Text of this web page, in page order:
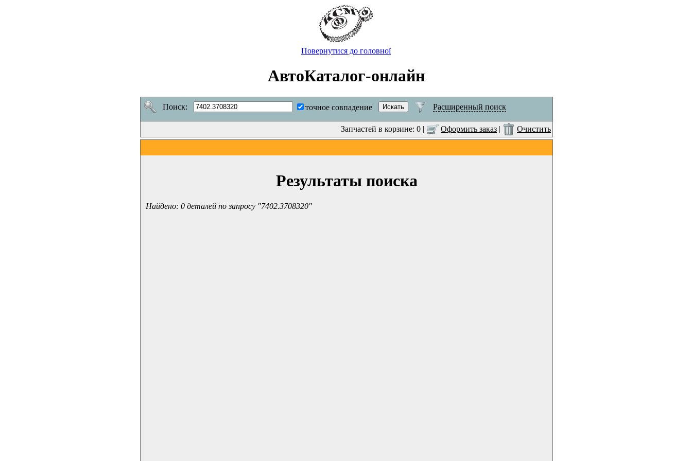
Повернутися до головної
АвтоКаталог-онлайн
Поиск: точное совпадение Расширенный поиск
Запчастей в корзине: 0 | Оформить заказ | Очистить
Результаты поиска
Найдено: 0 деталей по запросу "7402.3708320"